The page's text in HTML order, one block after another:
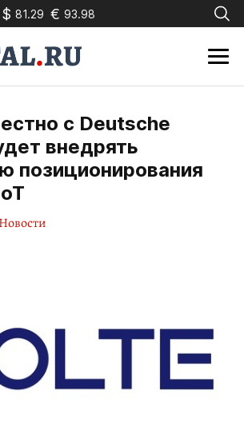
$ 81.29 € 93.98
с Deutsche
внедрять
позиционирования
Новости